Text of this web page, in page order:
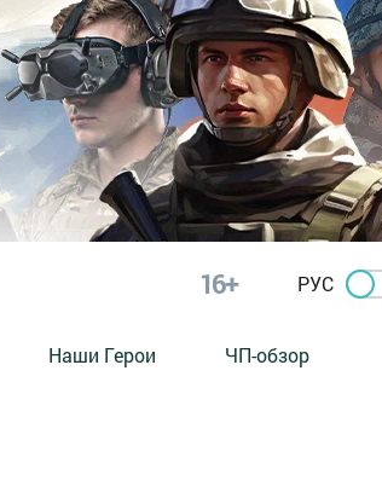
16+ РУС
Наши Герои ЧП-обзор